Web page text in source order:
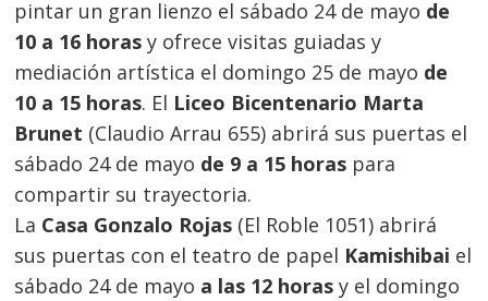
pintar un gran lienzo el sábado 24 de mayo de
10 a 16 horas y ofrece visitas guiadas y
mediación artística el domingo 25 de mayo de
10 a 15 horas. El Liceo Bicentenario Marta
Brunet (Claudio Arrau 655) abrirá sus puertas el
sábado 24 de mayo de 9 a 15 horas para
compartir su trayectoria.
La Casa Gonzalo Rojas (El Roble 1051) abrirá
sus puertas con el teatro de papel Kamishibai el
sábado 24 de mayo a las 12 horas y el domingo